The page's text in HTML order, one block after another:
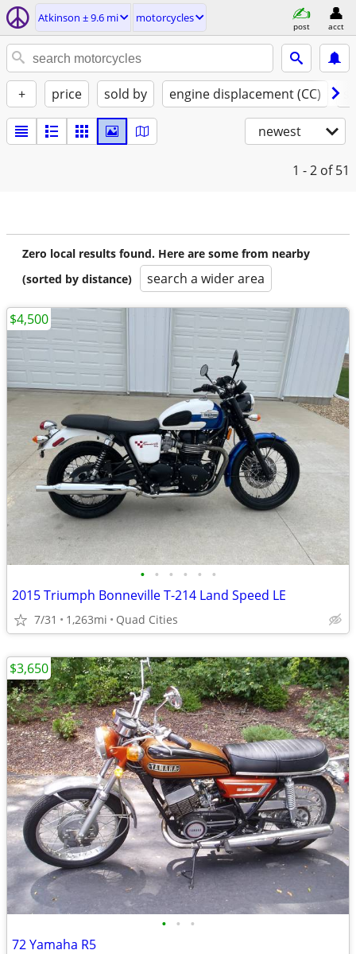
Atkinson ± 9.6 mi motorcycles
post acct
+ price sold by engine displacement (CC)
newest
1 - 2 of 51
Zero local results found. Here are some from nearby
(sorted by distance)
search a wider area
• • • • • •
2015 Triumph Bonneville T-214 Land Speed LE
7/31 1,263mi Quad Cities
$4,500
• • •
72 Yamaha R5
$3,650